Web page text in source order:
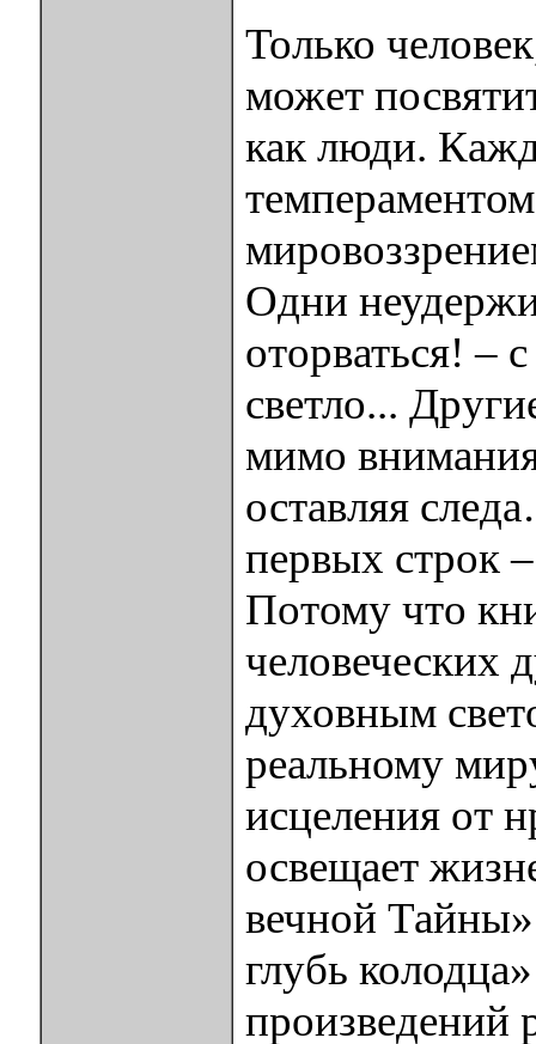
Только
может
как люди.
Одни
оторваться! –
светло...
мимо
оставляя
первых строк
Потому что
человеческих
духовным
реальному
исцеления от
освещает
вечной Тайны»
глубь
произведений